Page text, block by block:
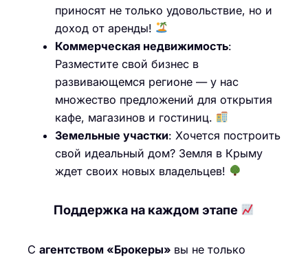
приносят не только удовольствие, но и
доход от аренды!
Коммерческая недвижимость:
Разместите свой бизнес в
развивающемся регионе — у нас
множество предложений для открытия
кафе, магазинов и гостиниц.
Земельные участки: Хочется построить
свой идеальный дом? Земля в Крыму
ждет своих новых владельцев!
Поддержка на каждом этапе
С агентством «Брокеры» вы не только